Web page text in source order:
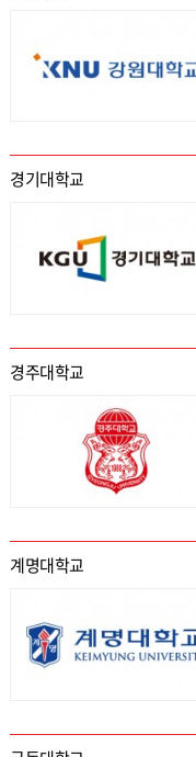
경기대학교
경주대학교
계명대학교